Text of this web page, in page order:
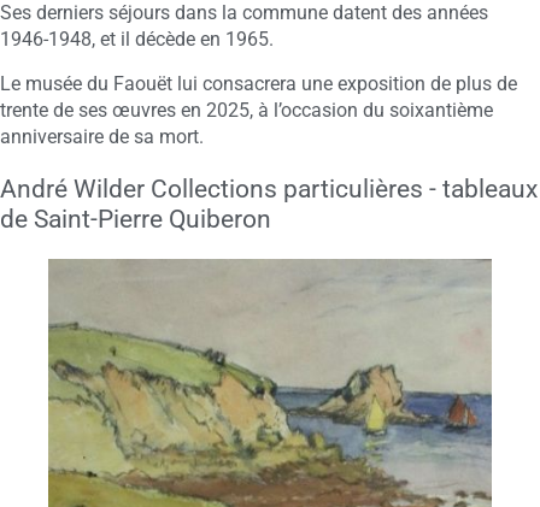
Ses derniers séjours dans la commune datent des années
1946-1948, et il décède en 1965.
Le musée du Faouët lui consacrera une exposition de plus de
trente de ses œuvres en 2025, à l’occasion du soixantième
anniversaire de sa mort.
André Wilder Collections particulières - tableaux
de Saint-Pierre Quiberon